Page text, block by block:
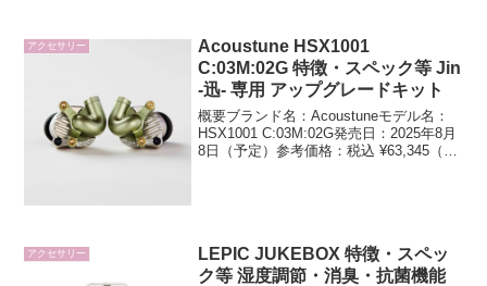
アクセサリー
Acoustune HSX1001
C:03M:02G 特徴・スペック等 Jin
-迅- 専用 アップグレードキット
概要ブランド名：Acoustuneモデル名：
HSX1001 C:03M:02G発売日：2025年8月
8日（予定）参考価格：税込 ¥63,345（記
アクセサリー
LEPIC JUKEBOX 特徴・スペッ
ク等 湿度調節・消臭・抗菌機能